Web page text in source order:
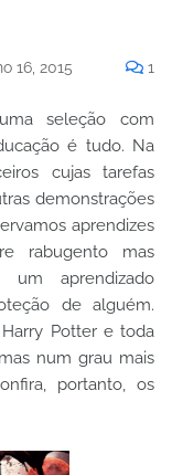
16, 2015 1
seleção com
é tudo. Na
cujas tarefas
demonstrações
aprendizes
rabugento mas
aprendizado
de alguém.
Potter e toda
num grau mais
portanto, os